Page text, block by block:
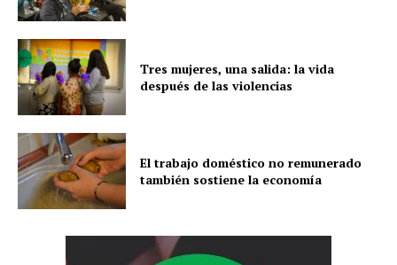
Tres mujeres, una salida: la vida
después de las violencias
El trabajo doméstico no remunerado
también sostiene la economía